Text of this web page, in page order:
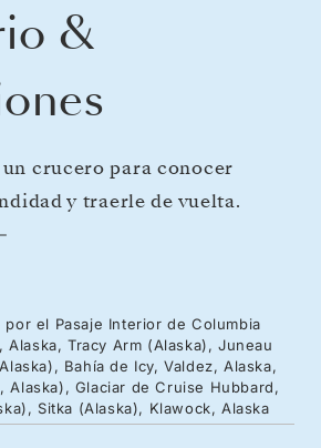
&
crucero para conocer
y traerle de vuelta.
fiordo de Tracy Arm
en el viaje de vuelta, visite el
de los más activos de
observe la famosa vida
Los enriquecedores
y nuestro equipo de
el Pasaje Interior de Columbia
Alaska, Tracy Arm (Alaska), Juneau
Bahía de Icy, Valdez, Alaska,
Alaska), Glaciar de Cruise Hubbard,
Sitka (Alaska), Klawock, Alaska